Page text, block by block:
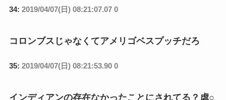
34: 2019/04/07(日) 08:21:07.07 0
コロンブスじゃなくてアメリゴベスプッチだろ
35: 2019/04/07(日) 08:21:53.90 0
インディアンの存在なかったことにされてる？虐○